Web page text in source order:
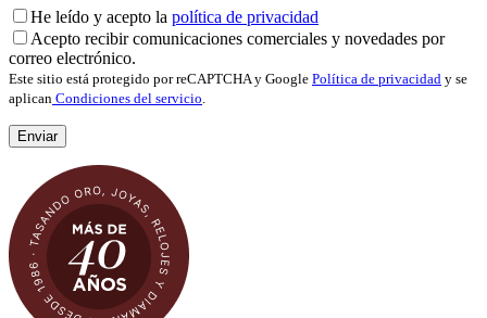
He leído y acepto la política de privacidad
Acepto recibir comunicaciones comerciales y novedades por
correo electrónico.
Este sitio está protegido por reCAPTCHA y Google Política de privacidad y se
aplican Condiciones del servicio